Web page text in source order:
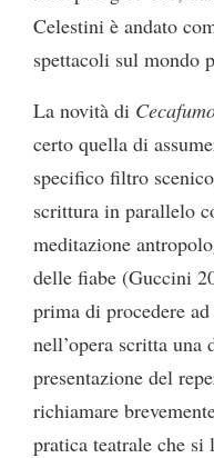
Celestini è andato
spettacoli sul mondo
La novità di
certo quella di
specifico filtro
scrittura in parallelo
meditazione
delle fiabe (Guccini
prima di procedere
nell’opera scritta una
presentazione del
richiamare
pratica teatrale che